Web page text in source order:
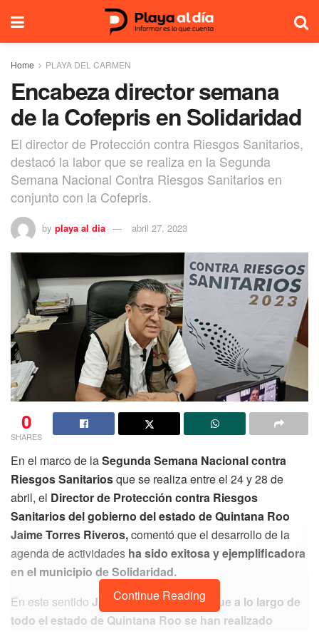
Home PLAYA DEL CARMEN
Encabeza director semana
de la Cofepris en Solidaridad
El director de Protección contra Riesgos Sanitarios,
destacó la labor que se realiza en la Segunda
Semana Nacional Contra Riesgos Sanitarios en
conjunto con la Cofepris.
by playa al dia abril 27, 2023
0
SHARES
En el marco de laSegunda Semana Nacional contra
Riesgos Sanitariosque se realiza entre el 24 y 28 de
abril, el Director de Protección contra Riesgos
Sanitarios del gobierno del estado de Quintana Roo
Jaime Torres Riveros,comentó que el desarrollo de la
agenda de actividades ha sido exitosa y ejemplificadora
en el municipio de Solidaridad.
En este sentido Jaime Torres destacó que a lo largo de
todo el estado de Quintana Roo se han realizado
Continue Reading